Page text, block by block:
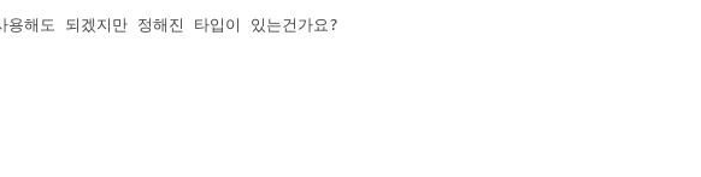
해도 되겠지만 정해진 타입이 있는건가요?